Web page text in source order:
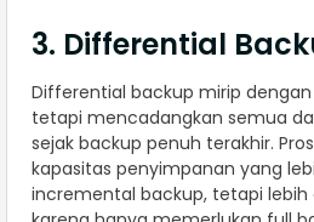
3. Differential
Differential backup mirip
tetapi mencadangkan semua
sejak backup penuh terakhir.
kapasitas penyimpanan yang
incremental backup, tetapi